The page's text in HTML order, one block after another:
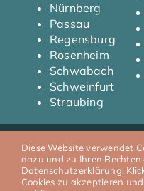
Nürnberg
Passau
Regensburg
Rosenheim
Schwabach
Schweinfurt
Straubing
© 2026 T.Y Automobile I
Diese Website verwendet
dazu und zu Ihren
Datenschutzerklärung.
Cookies zu akzeptieren